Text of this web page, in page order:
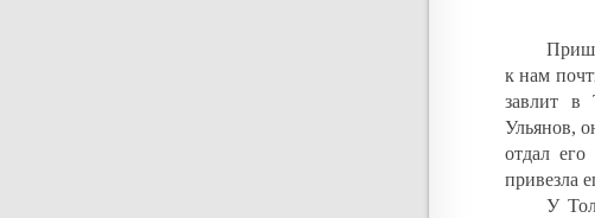
к нам
завлит в
Ульянов,
отдал
привезла
У